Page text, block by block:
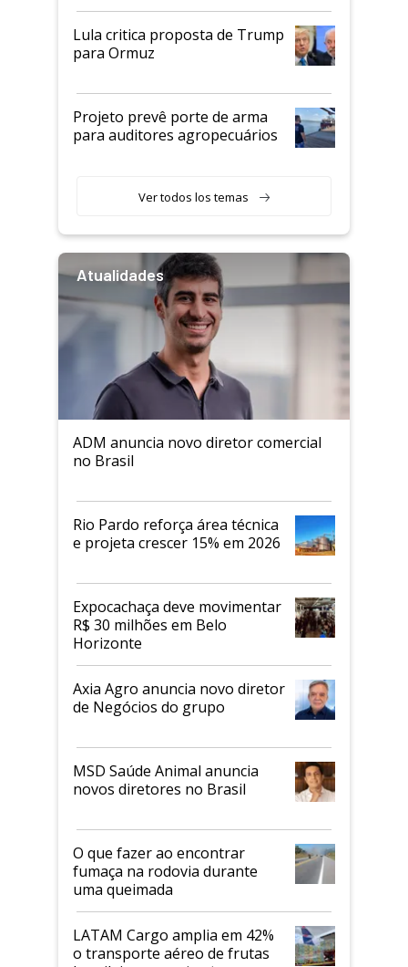
Lula critica proposta de Trump
para Ormuz
Projeto prevê porte de arma
para auditores agropecuários
Ver todos los temas
Atualidades
ADM anuncia novo diretor comercial
no Brasil
Rio Pardo reforça área técnica
e projeta crescer 15% em 2026
Expocachaça deve movimentar
R$ 30 milhões em Belo
Horizonte
Axia Agro anuncia novo diretor
de Negócios do grupo
MSD Saúde Animal anuncia
novos diretores no Brasil
O que fazer ao encontrar
fumaça na rodovia durante
uma queimada
LATAM Cargo amplia em 42%
o transporte aéreo de frutas